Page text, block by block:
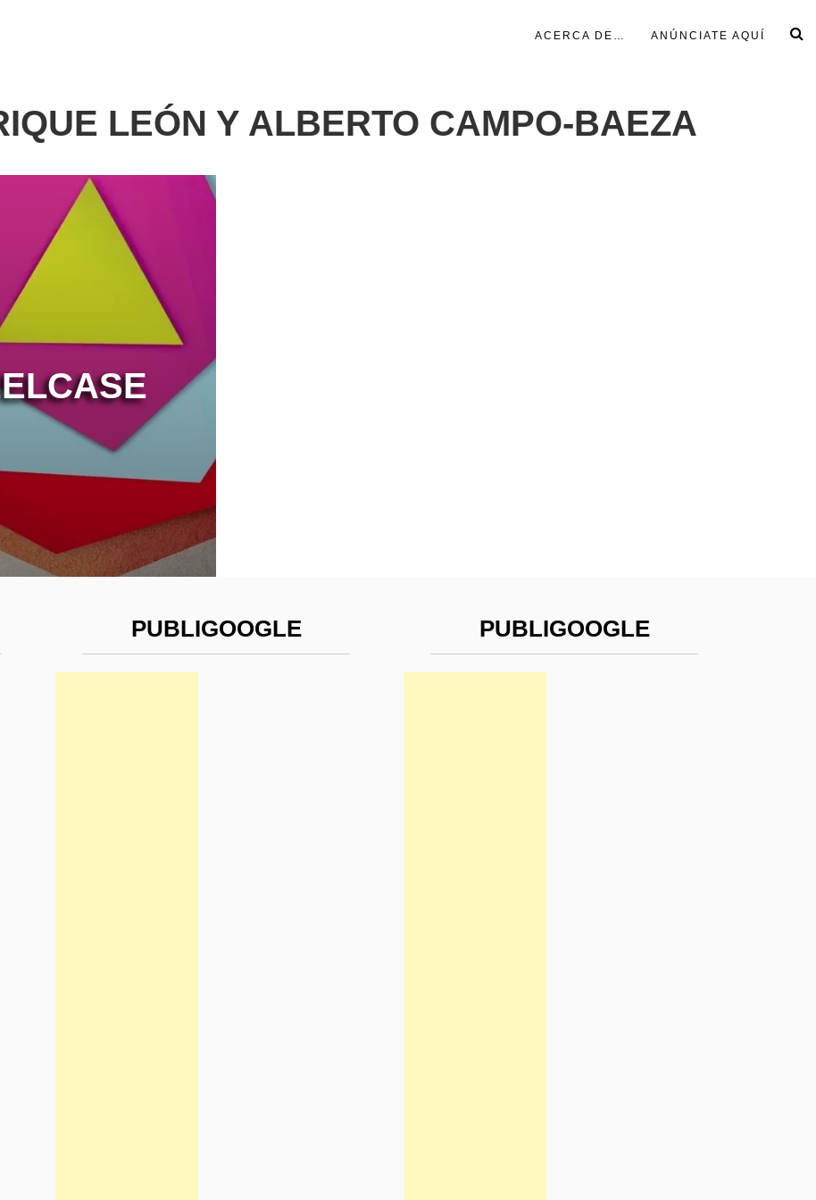
ACERCA DE… ANÚNCIATE AQUÍ
LEÓN Y ALBERTO CAMPO-BAEZA
PUBLIGOOGLE PUBLIGOOGLE